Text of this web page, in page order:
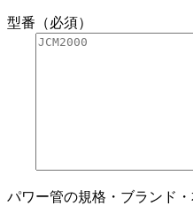
型番（必須）
パワー管の規格・ブランド・